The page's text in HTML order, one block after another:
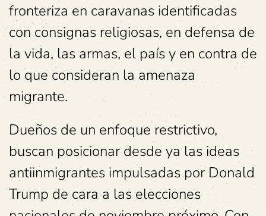
fronteriza en caravanas identificadas
con consignas religiosas, en defensa de
la vida, las armas, el país y en contra de
lo que consideran la amenaza
migrante.
Dueños de un enfoque restrictivo,
buscan posicionar desde ya las ideas
antiinmigrantes impulsadas por Donald
Trump de cara a las elecciones